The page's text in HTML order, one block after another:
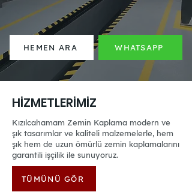
HEMEN ARA WHATSAPP
HİZMETLERİMİZ
Kızılcahamam Zemin Kaplama modern ve
şık tasarımlar ve kaliteli malzemelerle, hem
şık hem de uzun ömürlü zemin kaplamalarını
garantili işçilik ile sunuyoruz.
TÜMÜNÜ GÖR